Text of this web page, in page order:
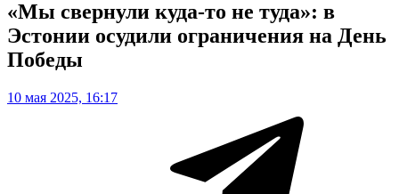
«Мы свернули куда-то не туда»: в
Эстонии осудили ограничения на День
Победы
10 мая 2025, 16:17